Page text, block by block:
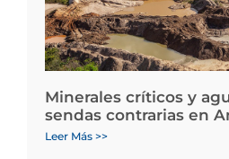
Minerales críticos y
sendas contrarias en
Leer Más >>